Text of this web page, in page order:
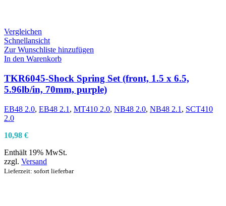
Vergleichen
Schnellansicht
Zur Wunschliste hinzufügen
In den Warenkorb
TKR6045-Shock Spring Set (front, 1.5 x 6.5,
5.96lb/in, 70mm, purple)
EB48 2.0, EB48 2.1 , MT410 2.0, NB48 2.0, NB48 2.1 , SCT410
2.0
10,98 €
Enthält 19% MwSt.
zzgl. Versand
Lieferzeit: sofort lieferbar